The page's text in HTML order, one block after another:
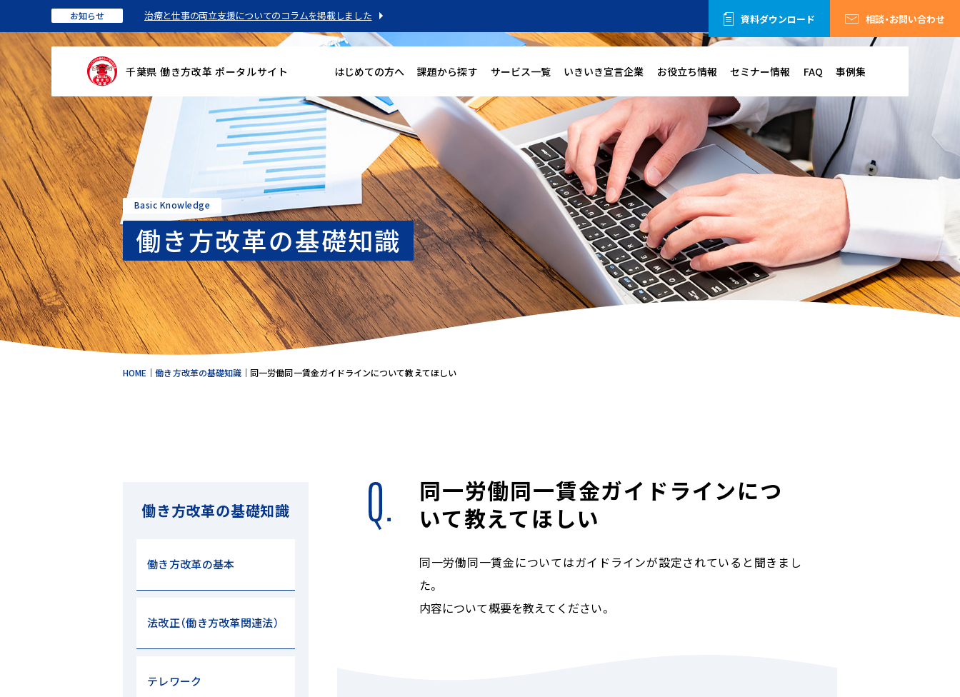
お知らせ 治療と仕事の両立支援についてのコラムを掲載しました 資料ダウンロード 相談・お問い合わせ
千葉県 働き方改革 ポータルサイト はじめての方へ 課題から探す サービス一覧 いきいき宣言企業 お役立ち情報 セミナー情報 FAQ 事例集
Basic Knowledge
働き方改革の基礎知識
HOME ｜働き方改革の基礎知識 ｜ 同一労働同一賃金ガイドラインについて教えてほしい
同一労働同一賃金ガイドラインにつ
いて教えてほしい
同一労働同一賃金についてはガイドラインが設定されていると聞きまし
た。
内容について概要を教えてください。
働き方改革の基礎知識
働き方改革の基本
法改正（働き方改革関連法）
テレワーク